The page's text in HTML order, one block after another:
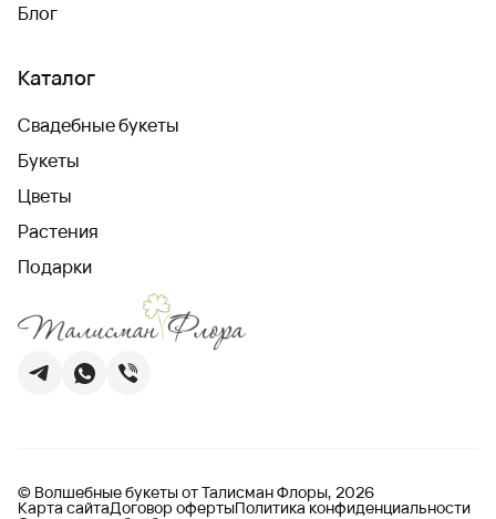
Блог
Каталог
Свадебные букеты
Букеты
Цветы
Растения
Подарки
© Волшебные букеты от Талисман Флоры, 2026
Карта сайтаДоговор офертыПолитика конфиденциальности